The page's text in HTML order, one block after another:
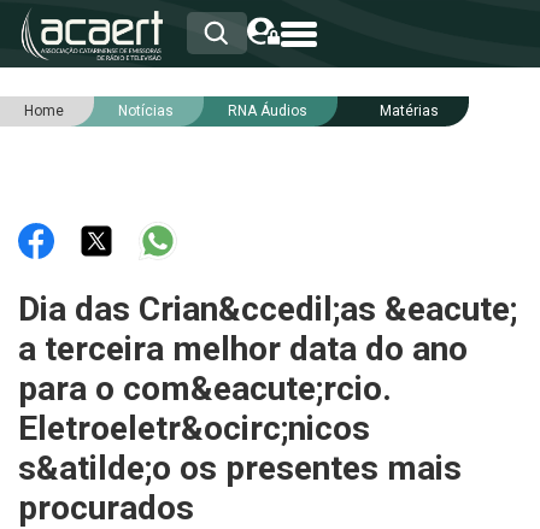
HOME
RNA
NOTÍCIAS
SERVIÇOS
INTEGRIDADE
Home Notícias RNA Áudios Matérias
Dia das Crian&ccedil;as &eacute;
a terceira melhor data do ano
para o com&eacute;rcio.
Eletroeletr&ocirc;nicos
s&atilde;o os presentes mais
procurados